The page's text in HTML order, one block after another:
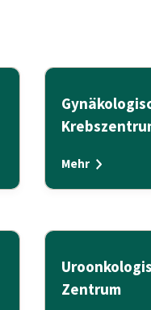
Mehr
Zentrum